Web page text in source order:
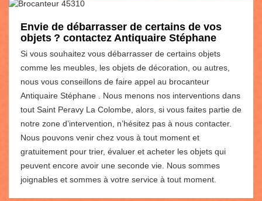
Envie de débarrasser de certains de vos
objets ? contactez Antiquaire Stéphane
Si vous souhaitez vous débarrasser de certains objets
comme les meubles, les objets de décoration, ou autres,
nous vous conseillons de faire appel au brocanteur
Antiquaire Stéphane . Nous menons nos interventions dans
tout Saint Peravy La Colombe, alors, si vous faites partie de
notre zone d’intervention, n’hésitez pas à nous contacter.
Nous pouvons venir chez vous à tout moment et
gratuitement pour trier, évaluer et acheter les objets qui
peuvent encore avoir une seconde vie. Nous sommes
joignables et sommes à votre service à tout moment.